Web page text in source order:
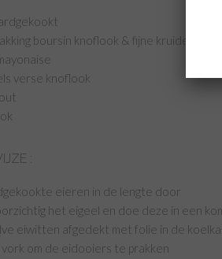
boursin knoflook & fijne kruiden
verse knoflook
:
eieren in de lengte door
het eigeel en doe deze in een
eiwitten afgedekt met folie in de
om de eidooiers te prakken